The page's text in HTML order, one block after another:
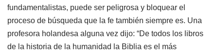
fundamentalistas, puede ser peligrosa y bloquear el
proceso de búsqueda que la fe también siempre es. Una
profesora holandesa alguna vez dijo: “De todos los libros
de la historia de la humanidad la Biblia es el más